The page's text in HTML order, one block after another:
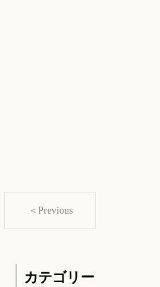
＜Previous
カテゴリー